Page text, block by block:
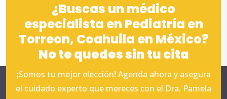
¿Buscas un médico
especialista en Pediatría en
Torreon, Coahuila en México?
No te quedes sin tu cita
¡Somos tu mejor elección! Agenda ahora y asegura
el cuidado experto que mereces con el Dra. Pamela